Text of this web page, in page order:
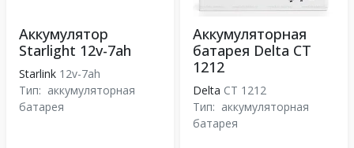
Аккумулятор
Starlight 12v-7ah
Starlink 12v-7ah
Тип: аккумуляторная
батарея
Аккумуляторная
батарея Delta CT
1212
Delta CT 1212
Тип: аккумуляторная
батарея